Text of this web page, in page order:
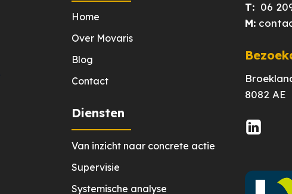
Home
Over Movaris
Blog
Contact
Diensten
Van inzicht naar concrete actie
Supervisie
Systemische analyse
T: 06
M:
8082 AE